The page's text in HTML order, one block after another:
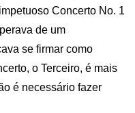
Concerto No. 1
de um
se firmar como
o Terceiro, é mais
é necessário fazer